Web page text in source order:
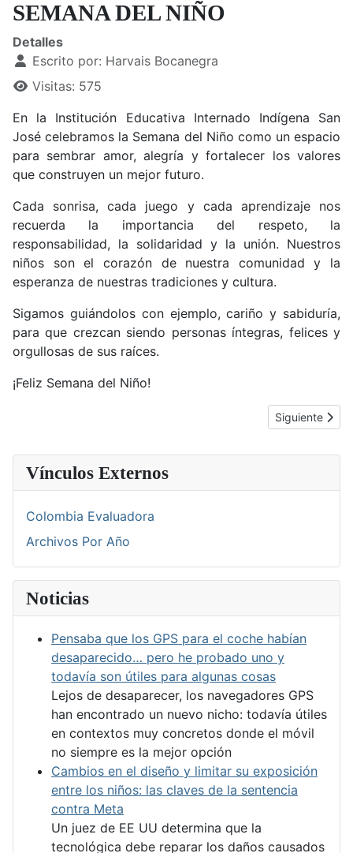
SEMANA DEL NIÑO
Detalles
Escrito por: Harvais Bocanegra
Visitas: 575
En la Institución Educativa Internado Indígena San
José celebramos la Semana del Niño como un espacio
para sembrar amor, alegría y fortalecer los valores
que construyen un mejor futuro.
Cada sonrisa, cada juego y cada aprendizaje nos
recuerda la importancia del respeto, la
responsabilidad, la solidaridad y la unión. Nuestros
niños son el corazón de nuestra comunidad y la
esperanza de nuestras tradiciones y cultura.
Sigamos guiándolos con ejemplo, cariño y sabiduría,
para que crezcan siendo personas íntegras, felices y
orgullosas de sus raíces.
¡Feliz Semana del Niño!
Artículo
Siguiente
Vínculos Externos
Colombia Evaluadora
Archivos Por Año
Noticias
Pensaba que los GPS para el coche habían
desaparecido… pero he probado uno y
todavía son útiles para algunas cosas
Lejos de desaparecer, los navegadores GPS
han encontrado un nuevo nicho: todavía útiles
en contextos muy concretos donde el móvil
no siempre es la mejor opción
Cambios en el diseño y limitar su exposición
entre los niños: las claves de la sentencia
contra Meta
Un juez de EE UU determina que la
tecnológica debe reparar los daños causados